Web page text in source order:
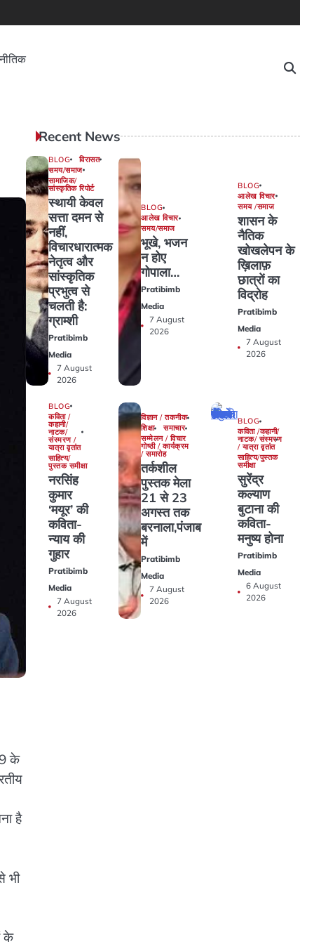
के
है
भी
के
Recent News
BLOG
विरासत
समय/समाज
सामाजिक/
सांस्कृतिक रिपोर्ट
स्थायी केवल
सत्ता दमन से
नहीं,
विचारधारात्मक
नेतृत्व और
सांस्कृतिक
प्रभुत्व से
चलती है:
ग्राम्शी
Pratibimb
Media
7 August
2026
BLOG
आलेख विचार
समय/समाज
भूखे, भजन
न होए
गोपाला…
Pratibimb
Media
7 August
2026
BLOG
आलेख विचार
समय /समाज
शासन के
नैतिक
खोखलेपन के
ख़िलाफ़
छात्रों का
विद्रोह
Pratibimb
Media
7 August
2026
BLOG
कविता /
कहानी/
नाटक/
संस्मरण /
यात्रा वृतांत
साहित्य/
पुस्तक समीक्षा
नरसिंह
कुमार
‘मयूर’ की
कविता-
न्याय की
गुहार
Pratibimb
Media
7 August
2026
विज्ञान / तकनीक
शिक्षा
समाचार
सम्मेलन / विचार
गोष्ठी / कार्यक्रम
/ समारोह
तर्कशील
पुस्तक मेला
21 से 23
अगस्त तक
बरनाला,पंजाब
में
Pratibimb
Media
7 August
2026
BLOG
कविता /कहानी/
नाटक/ संस्मरण
/ यात्रा वृतांत
साहित्य/पुस्तक
समीक्षा
सुरेंद्र
कल्याण
बुटाना की
कविता-
मनुष्य होना
Pratibimb
Media
6 August
2026